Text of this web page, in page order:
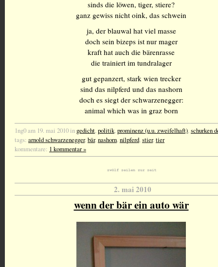
sinds die löwen, tiger, stiere?
ganz gewiss nicht oink, das schwein
ja, der blauwal hat viel masse
doch sein bizeps ist nur mager
kraft hat auch die bärenrasse
die trainiert im tundralager
gut gepanzert, stark wien trecker
sind das nilpferd und das nashorn
doch es siegt der schwarzenegger:
animal which was in graz born
1ng0 am 19. mai 2010 in gedicht,politik,prominenz (u.u. zweifelhaft),schurken
tags: arnold schwarzenegger,bär,nashorn,nilpferd,stier,tier
kommentare: 1 kommentar »
2. mai 2010
wenn der bär ein auto wär